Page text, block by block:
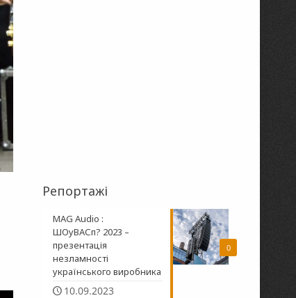
Репортажі
0
MAG Audio :
ШОуВАСп? 2023 –
презентація
незламності
українського виробника
10.09.2023